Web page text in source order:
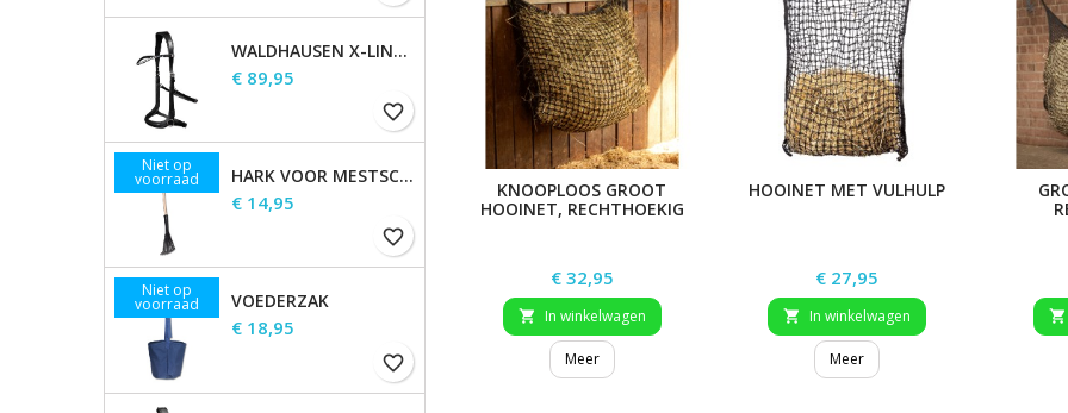
WALDHAUSEN X-LINE BITLOOS HOOFDSTEL SENSATION
Prijs
€ 89,95
favorite_border
Niet op
voorraad HARK VOOR MESTSCHEP
Prijs
€ 14,95
favorite_border
Niet op
voorraad VOEDERZAK
Prijs
€ 18,95
favorite_border
KNOOPLOOS GROOT
HOOINET, RECHTHOEKIG
Prijs
€ 32,95
 In winkelwagen
Meer
HOOINET MET VULHULP
Prijs
€ 27,95
 In winkelwagen
Meer
